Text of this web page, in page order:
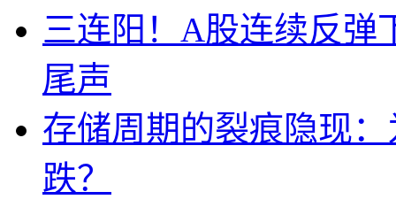
三连阳！A股连续反弹
尾声
存储周期的裂痕隐现
跌？